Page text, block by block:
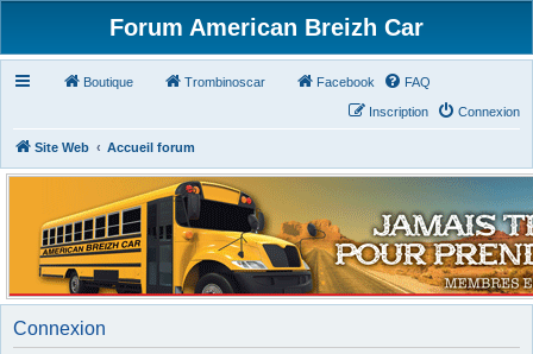
Forum American Breizh Car
Boutique Trombinoscar Facebook FAQ
Connexion
Inscription
Site Web Accueil forum
Connexion